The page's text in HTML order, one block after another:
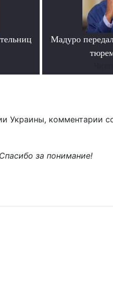
Мадуро
Украины, комментарии
Спасибо за понимание!